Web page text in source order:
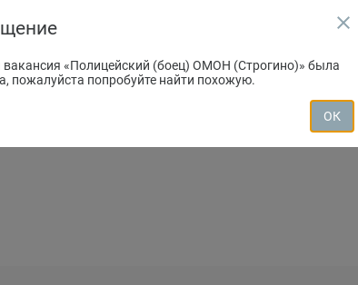
Создать
close
«Полицейский (боец) ОМОН (Строгино)» была
пожалуйста попробуйте найти похожую.
ОК